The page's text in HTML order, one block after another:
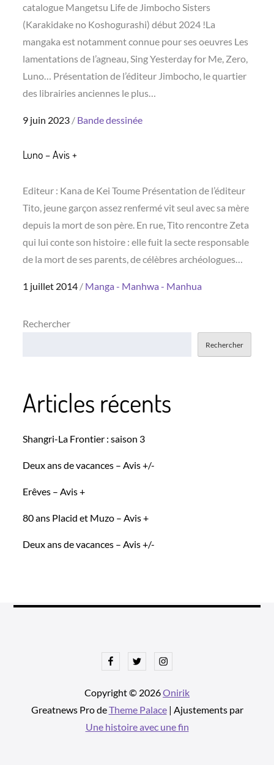
catalogue Mangetsu Life de Jimbocho Sisters
(Karakidake no Koshogurashi) début 2024 !La
mangaka est notamment connue pour ses oeuvres Les
lamentations de l’agneau, Sing Yesterday for Me, Zero,
Luno… Présentation de l’éditeur Jimbocho, le quartier
des librairies anciennes le plus…
Posted
9 juin 2023 Bande dessinée
Luno – Avis +
Editeur : Kana de Kei Toume Présentation de l’éditeur
Tito, jeune garçon assez renfermé vit seul avec sa mère
depuis la mort de son père. En rue, Tito rencontre Zeta
qui lui conte son histoire : elle fuit la secte responsable
de la mort de ses parents, de célèbres archéologues…
Posted
1 juillet 2014 Manga - Manhwa - Manhua
Rechercher
Rechercher
Articles récents
Shangri-La Frontier : saison 3
Deux ans de vacances – Avis +/-
Erêves – Avis +
80 ans Placid et Muzo – Avis +
Deux ans de vacances – Avis +/-
FacebookTwitterInstagram
Copyright © 2026Onirik
Greatnews Pro deTheme Palace| Ajustements par
Une histoire avec une fin